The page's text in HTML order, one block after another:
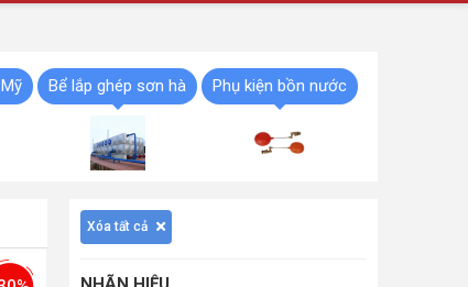
Bể lắp ghép sơn hà Phụ kiện bồn nước
Xóa tất cả